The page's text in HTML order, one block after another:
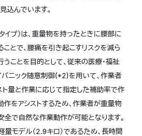
込んでいます。
イプ）は、重量物を持ったときに腰部に
とで、腰痛を引き起こすリスクを減ら
ことを目的として、従来の医療・福祉
バニック随意制御(*2)を用いて、作業者
ト量と作業に応じて指定した補助率で作
をアシストするため、作業者が重量物
全で自然な作業動作が可能となります。
量モデル（2.9キロ）であるため、長時間